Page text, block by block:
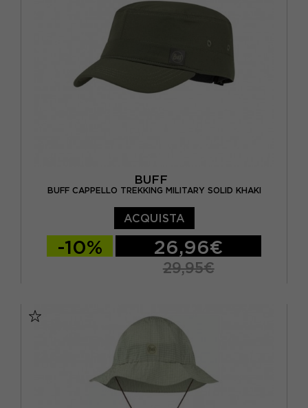
BUFF
BUFF CAPPELLO TREKKING MILITARY SOLID KHAKI
ACQUISTA
-10% 26,96€
29,95€